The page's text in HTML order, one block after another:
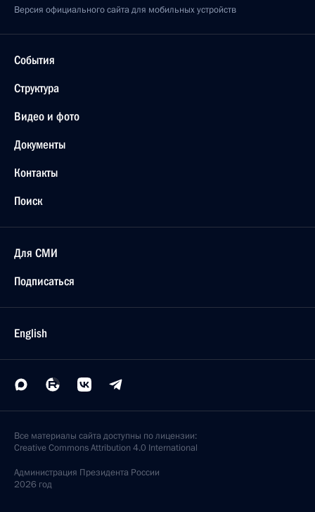
Версия официального сайта для мобильных устройств
События
Структура
Видео и фото
Документы
Контакты
Поиск
Для СМИ
Подписаться
English
Все материалы сайта доступны по лицензии:
Creative Commons Attribution 4.0 International
Администрация Президента России
2026 год